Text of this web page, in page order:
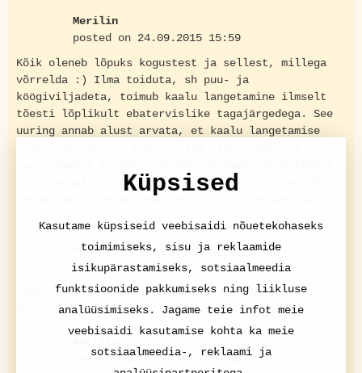
Merilin
posted on 24.09.2015 15:59
Kõik oleneb lõpuks kogustest ja sellest, millega
võrrelda :) Ilma toiduta, sh puu- ja
köögiviljadeta, toimub kaalu langetamine ilmselt
tõesti lõplikult ebatervislike tagajärgedega. See
uuring annab alust arvata, et kaalu langetamise
osas sugugi võrdsed. Osad köögiviljad on seotud
lausa kaalu kasvamisega nelja aasta perspektiivis
helen
posted on 05.10.2015 21:31
väga palju pole mötet puuvilju syya sest seal on
nö.puuviljasuhkur..
posted on 22.10.2015 16:30
Küpsised
Kasutame küpsiseid veebisaidi nõuetekohaseks
toimimiseks, sisu ja reklaamide
isikupärastamiseks, sotsiaalmeedia
funktsioonide pakkumiseks ning liikluse
analüüsimiseks. Jagame teie infot meie
veebisaidi kasutamise kohta ka meie
sotsiaalmeedia-, reklaami ja